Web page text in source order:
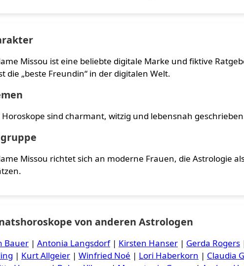
Missou ist eine beliebte digitale Marke und fiktive
die „beste Freundin“ in der digitalen Welt.
sind charmant, witzig und lebensnah
Missou richtet sich an moderne Frauen, die Astrologie
von anderen Astrologen
Bauer | Antonia Langsdorf| Kirsten Hanser | Gerda Rogers
| Kurt Allgeier | Winfried Noé | Lori Haberkorn | Claudia